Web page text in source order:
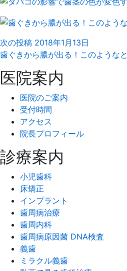
次の投稿 2018年1月13日
歯ぐきから膿が出る！このような
医院案内
医院のご案内
受付時間
アクセス
院長プロフィール
診療案内
小児歯科
床矯正
インプラント
歯周病治療
歯周内科
歯周病原因菌 DNA検査
義歯
ミラクル義歯